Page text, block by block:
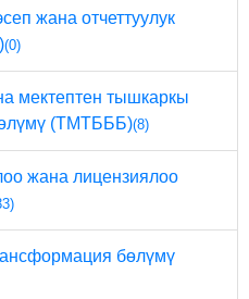
жана отчеттуулук
(0)
мектептен тышкаркы
(ТМТБББ)(8)
жана лицензиялоо
бөлүмү